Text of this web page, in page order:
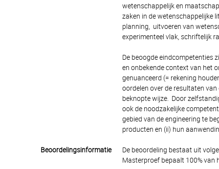
wetenschappelijk en
zaken in de wetenschappelijke
planning, uitvoeren van
experimenteel vlak, schriftelijk
De beoogde eindcompetenties
en onbekende context van het
genuanceerd (= rekening
oordelen over de resultaten
beknopte wijze. Door
ook de noodzakelijke
gebied van de engineering te
producten en (ii) hun
Beoordelingsinformatie
De beoordeling bestaat uit
Masterproef bepaalt 100% van